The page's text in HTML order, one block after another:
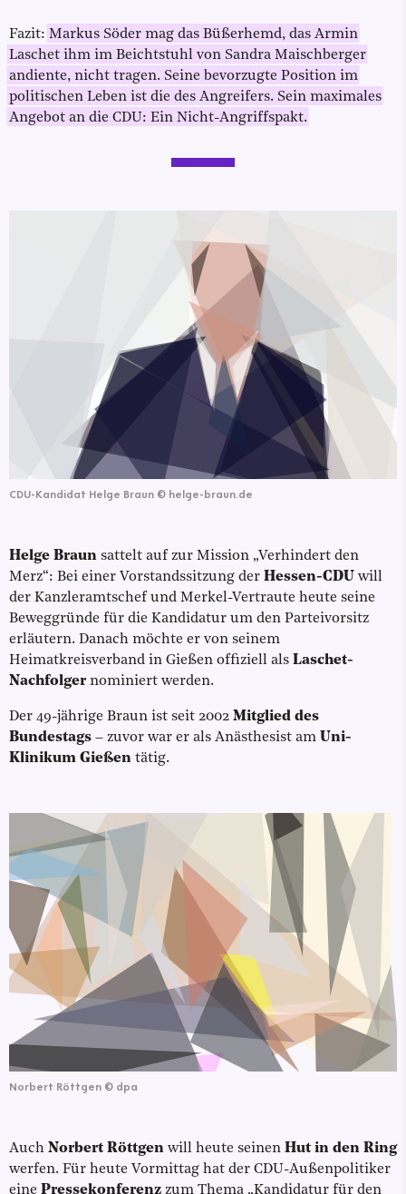
Fazit: Markus Söder mag das Büßerhemd, das Armin
Laschet ihm im Beichtstuhl von Sandra Maischberger
andiente, nicht tragen. Seine bevorzugte Position im
politischen Leben ist die des Angreifers. Sein maximales
Angebot an die CDU: Ein Nicht-Angriffspakt.
CDU-Kandidat Helge Braun © helge-braun.de
Helge Braun sattelt auf zur Mission „Verhindert den
Merz“: Bei einer Vorstandssitzung der Hessen-CDU will
der Kanzleramtschef und Merkel-Vertraute heute seine
Beweggründe für die Kandidatur um den Parteivorsitz
erläutern. Danach möchte er von seinem
Heimatkreisverband in Gießen offiziell als Laschet-
Nachfolgernominiert werden.
Der 49-jährige Braun ist seit 2002 Mitglied des
Bundestags – zuvor war er als Anästhesist am Uni-
Klinikum Gießen tätig.
Norbert Röttgen © dpa
Auch Norbert Röttgen will heute seinen Hut in den Ring
werfen. Für heute Vormittag hat der CDU-Außenpolitiker
eine Pressekonferenz zum Thema „Kandidatur für den